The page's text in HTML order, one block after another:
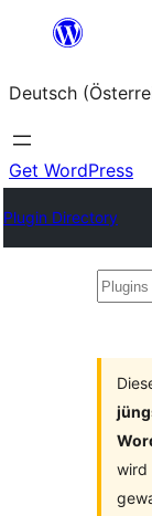
springen
Deutsch
Get WordPress
Plugin Directory
wird